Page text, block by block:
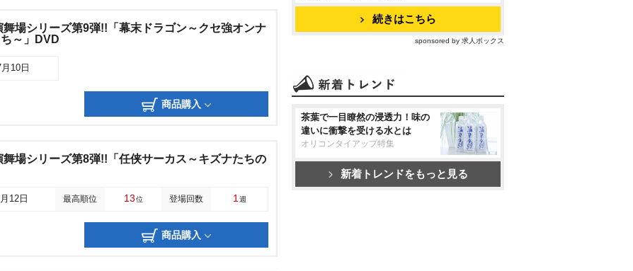
場シリーズ第9弾!!「幕末ドラゴン～クセ強オンナ
～」DVD
10日
商品購入
場シリーズ第8弾!!「任侠サーカス～キズナたちの
12日 最高順位 13位 登場回数 1 週
商品購入
続きはこちら
sponsored by 求人ボックス
茶葉で一目瞭然の浸透力！味の
違いに衝撃を受ける水とは
オリコンタイアップ特集
新着トレンドをもっと見る